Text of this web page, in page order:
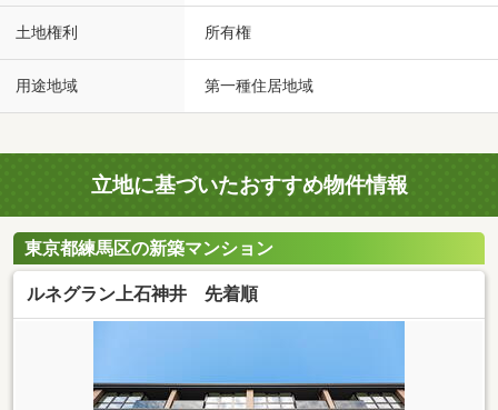
土地権利 所有権
用途地域 第一種住居地域
立地に基づいたおすすめ物件情報
東京都練馬区の新築マンション
ルネグラン上石神井 先着順